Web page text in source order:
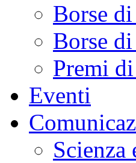
Borse
Borse
Premi
Eventi
Scienza